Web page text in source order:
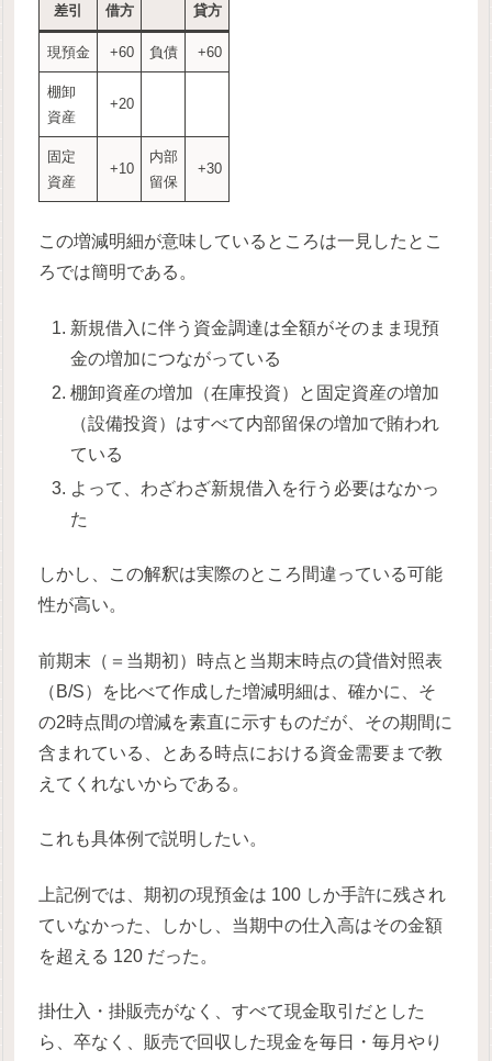
差引 借方 貸方
現預金 +60 負債 +60
棚卸
資産
+20
固定
資産
+10
内部
留保
+30
この増減明細が意味しているところは一見したとこ
ろでは簡明である。
新規借入に伴う資金調達は全額がそのまま現預
金の増加につながっている
棚卸資産の増加（在庫投資）と固定資産の増加
（設備投資）はすべて内部留保の増加で賄われ
ている
よって、わざわざ新規借入を行う必要はなかっ
た
しかし、この解釈は実際のところ間違っている可能
性が高い。
前期末（＝当期初）時点と当期末時点の貸借対照表
（B/S）を比べて作成した増減明細は、確かに、そ
の2時点間の増減を素直に示すものだが、その期間に
含まれている、とある時点における資金需要まで教
えてくれないからである。
これも具体例で説明したい。
上記例では、期初の現預金は 100 しか手許に残され
ていなかった、しかし、当期中の仕入高はその金額
を超える 120 だった。
掛仕入・掛販売がなく、すべて現金取引だとした
ら、卒なく、販売で回収した現金を毎日・毎月やり